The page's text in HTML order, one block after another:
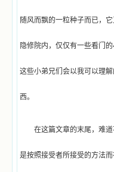
随风而飘的一粒种子而已，
隐修院内，仅仅有一些看门
这些小弟兄们会以我可以理
西。
在这篇文章的末尾，难
是按照接受者所接受的方法